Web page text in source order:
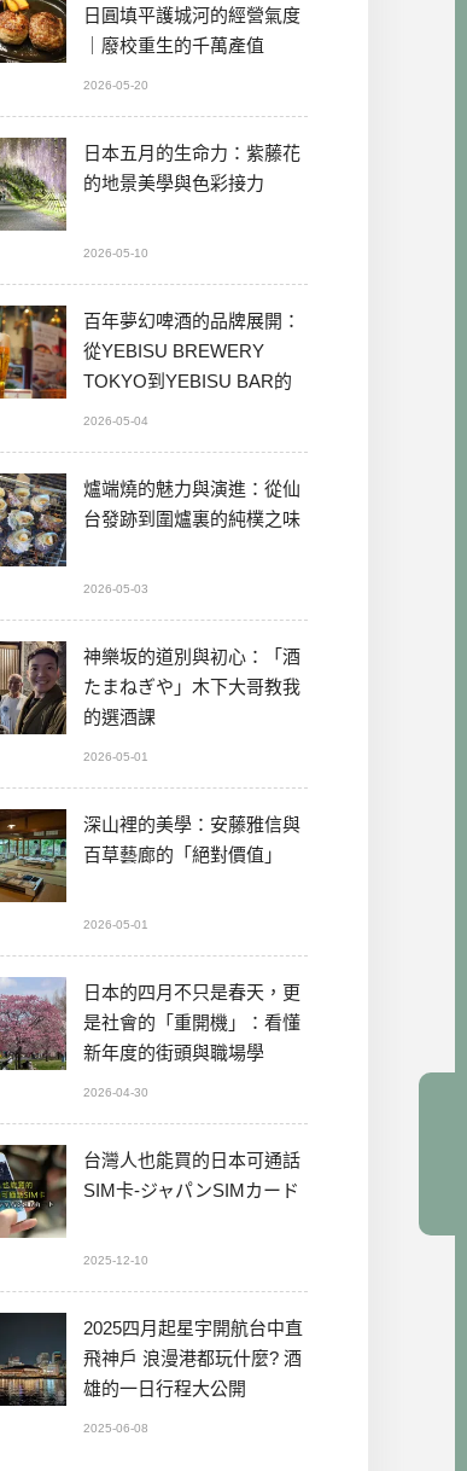
日圓填平護城河的經營氣度
｜廢校重生的千萬產值
2026-05-20
日本五月的生命力：紫藤花
的地景美學與色彩接力
2026-05-10
百年夢幻啤酒的品牌展開：
從YEBISU BREWERY
TOKYO到YEBISU BAR的
2026-05-04
爐端燒的魅力與演進：從仙
台發跡到圍爐裏的純樸之味
2026-05-03
神樂坂的道別與初心：「酒
たまねぎや」木下大哥教我
的選酒課
2026-05-01
深山裡的美學：安藤雅信與
百草藝廊的「絕對價值」
2026-05-01
日本的四月不只是春天，更
是社會的「重開機」：看懂
新年度的街頭與職場學
2026-04-30
台灣人也能買的日本可通話
SIM卡-ジャパンSIMカード
2025-12-10
2025四月起星宇開航台中直
飛神戶 浪漫港都玩什麼? 酒
雄的一日行程大公開
2025-06-08